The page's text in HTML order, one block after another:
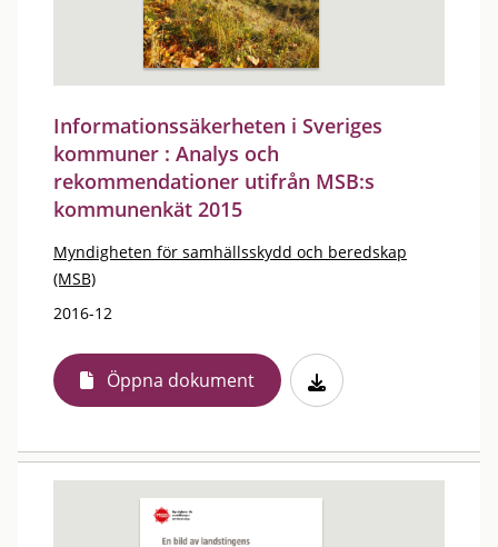
Informationssäkerheten i Sveriges
kommuner : Analys och
rekommendationer utifrån MSB:s
kommunenkät 2015
Myndigheten för samhällsskydd och beredskap
(MSB)
2016-12
Öppna dokument